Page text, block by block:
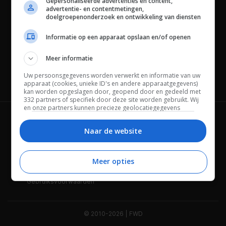
Channels
Wie is FWD Privacybeleid
Adverteren Contact
Gebruiksvoorwaarden
© 2010-2026 | FWD
advertentie- en contentmetingen,
doelgroepenonderzoek en ontwikkeling van diensten
Informatie op een apparaat opslaan en/of openen
Meer informatie
Uw persoonsgegevens worden verwerkt en informatie van uw
apparaat (cookies, unieke ID's en andere apparaatgegevens)
kan worden opgeslagen door, geopend door en gedeeld met
332 partners of specifiek door deze site worden gebruikt. Wij
en onze partners kunnen precieze geolocatiegegevens
Bepaalde leveranciers kunnen uw persoonsgegevens
beheren. Zoek onderaan deze pagina of in het sitemenu naar
een link om uw toestemming te beheren of in te trekken via de
privacy- en cookie-instellingen.
Naar de website
Meer opties